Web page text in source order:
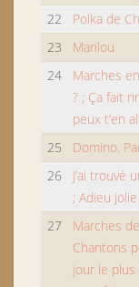
22
Polka de
23
Marilou
24
Marches
? ; Ça fait
peux t’en
25 Domino.
26
J’ai trouvé
; Adieu
27
Marches
Chantons
jour le plus